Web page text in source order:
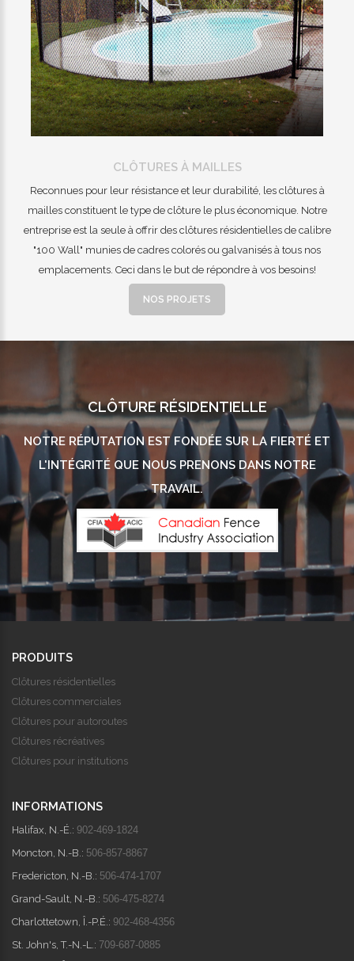
CLÔTURES À MAILLES
Reconnues pour leur résistance et leur durabilité, les clôtures à
mailles constituent le type de clôture le plus économique. Notre
entreprise est la seule à offrir des clôtures résidentielles de calibre
"100 Wall" munies de cadres colorés ou galvanisés à tous nos
emplacements. Ceci dans le but de répondre à vos besoins!
NOS PROJETS
CLÔTURE RÉSIDENTIELLE
NOTRE RÉPUTATION EST FONDÉE SUR LA FIERTÉ ET
L'INTÉGRITÉ QUE NOUS PRENONS DANS NOTRE
TRAVAIL.
PRODUITS
Clôtures résidentielles
Clôtures commerciales
Clôtures pour autoroutes
Clôtures récréatives
Clôtures pour institutions
INFORMATIONS
Halifax, N.-É.: 902-469-1824
Moncton, N.-B.: 506-857-8867
Fredericton, N.-B.: 506-474-1707
Grand-Sault, N.-B.: 506-475-8274
Charlottetown, Î.-P.É.: 902-468-4356
St. John's, T.-N.-L.: 709-687-0885